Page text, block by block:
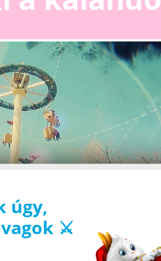
Cookies erforderlich. Diese Cookies
erkennen und Ihnen personalisierte Inhalte
úgy,
⚔️